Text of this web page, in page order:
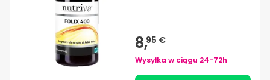
8,95 €
Wysyłka w ciągu 24-72h